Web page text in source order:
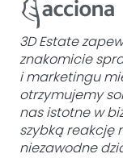
3D Estate
znakomicie
i marketingu
otrzymujemy
nas istotne w
szybką reakcję
niezawodne